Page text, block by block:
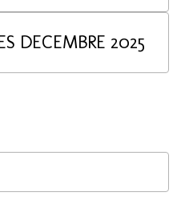
DECEMBRE 2025